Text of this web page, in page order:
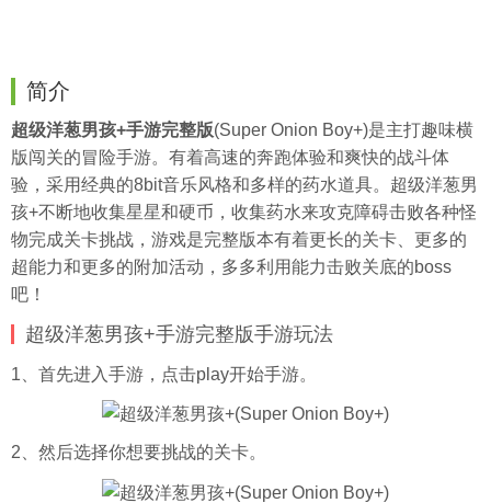
简介
超级洋葱男孩+手游完整版(Super Onion Boy+)是主打趣味横
版闯关的冒险手游。有着高速的奔跑体验和爽快的战斗体
验，采用经典的8bit音乐风格和多样的药水道具。超级洋葱男
孩+不断地收集星星和硬币，收集药水来攻克障碍击败各种怪
物完成关卡挑战，游戏是完整版本有着更长的关卡、更多的
超能力和更多的附加活动，多多利用能力击败关底的boss
吧！
超级洋葱男孩+手游完整版手游玩法
1、首先进入手游，点击play开始手游。
2、然后选择你想要挑战的关卡。